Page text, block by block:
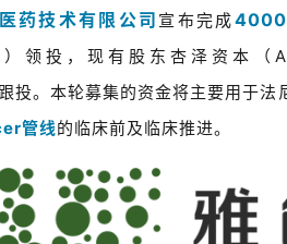
药技术有限公司 宣布完成4000
）领投，现有股东杏泽资本
投。本轮募集的资金将主要用于法
管线的临床前及临床推进。